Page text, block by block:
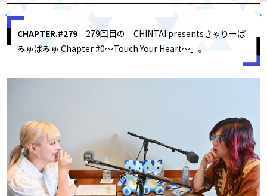
CHAPTER.#279｜279回目の「CHINTAI presentsきゃりーぱ
みゅぱみゅ Chapter #0～Touch Your Heart～」。